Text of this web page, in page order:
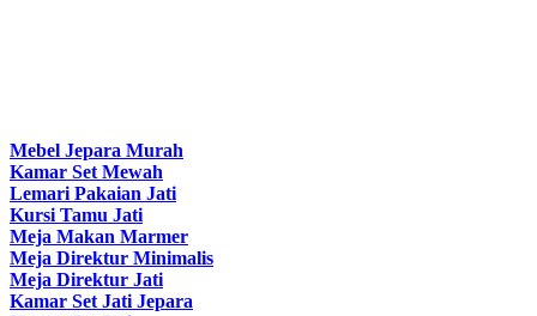
Mebel Jepara Murah
Kamar Set Mewah
Lemari Pakaian Jati
Kursi Tamu Jati
Meja Makan Marmer
Meja Direktur Minimalis
Meja Direktur Jati
Kamar Set Jati Jepara